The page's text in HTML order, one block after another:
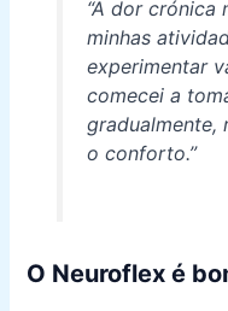
“A dor crónica
minhas
experimentar
comecei a
gradualmente,
o conforto.”
O Neuroflex é